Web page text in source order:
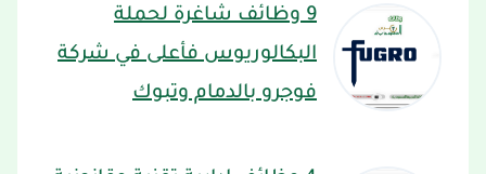
9 وظائف شاغرة لحملة
البكالوريوس فأعلى في شركة
فوجرو بالدمام وتبوك